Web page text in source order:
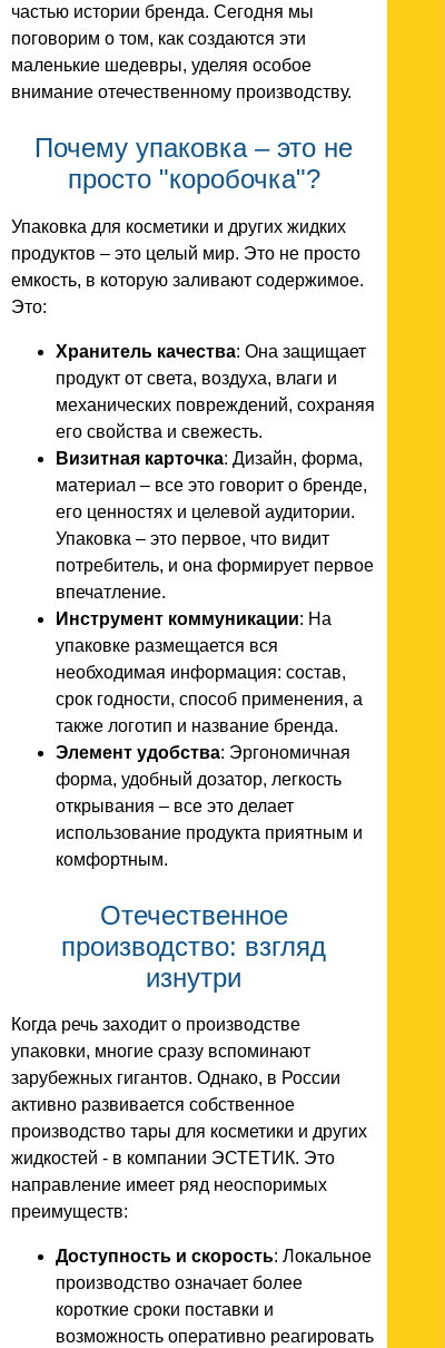
частью истории бренда. Сегодня мы
поговорим о том, как создаются эти
маленькие шедевры, уделяя особое
внимание отечественному производству.
Почему упаковка – это не
просто "коробочка"?
Упаковка для косметики и других жидких
продуктов – это целый мир. Это не просто
емкость, в которую заливают содержимое.
Это:
Хранитель качества: Она защищает
продукт от света, воздуха, влаги и
механических повреждений, сохраняя
его свойства и свежесть.
Визитная карточка: Дизайн, форма,
материал – все это говорит о бренде,
его ценностях и целевой аудитории.
Упаковка – это первое, что видит
потребитель, и она формирует первое
впечатление.
Инструмент коммуникации: На
упаковке размещается вся
необходимая информация: состав,
срок годности, способ применения, а
также логотип и название бренда.
Элемент удобства: Эргономичная
форма, удобный дозатор, легкость
открывания – все это делает
использование продукта приятным и
комфортным.
Отечественное
производство: взгляд
изнутри
Когда речь заходит о производстве
упаковки, многие сразу вспоминают
зарубежных гигантов. Однако, в России
активно развивается собственное
производство тары для косметики и других
жидкостей - в компании ЭСТЕТИК. Это
направление имеет ряд неоспоримых
преимуществ:
Доступность и скорость: Локальное
производство означает более
короткие сроки поставки и
возможность оперативно реагировать